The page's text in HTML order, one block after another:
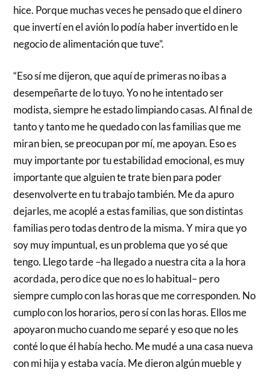
hice. Porque muchas veces he pensado que el dinero
que invertí en el avión lo podía haber invertido en le
negocio de alimentación que tuve”.
“Eso sí me dijeron, que aquí de primeras no ibas a
desempeñarte de lo tuyo. Yo no he intentado ser
modista, siempre he estado limpiando casas. Al final de
tanto y tanto me he quedado con las familias que me
miran bien, se preocupan por mí, me apoyan. Eso es
muy importante por tu estabilidad emocional, es muy
importante que alguien te trate bien para poder
desenvolverte en tu trabajo también. Me da apuro
dejarles, me acoplé a estas familias, que son distintas
familias pero todas dentro de la misma. Y mira que yo
soy muy impuntual, es un problema que yo sé que
tengo. Llego tarde –ha llegado a nuestra cita a la hora
acordada, pero dice que no es lo habitual– pero
siempre cumplo con las horas que me corresponden. No
cumplo con los horarios, pero sí con las horas. Ellos me
apoyaron mucho cuando me separé y eso que no les
conté lo que él había hecho. Me mudé a una casa nueva
con mi hija y estaba vacía. Me dieron algún mueble y